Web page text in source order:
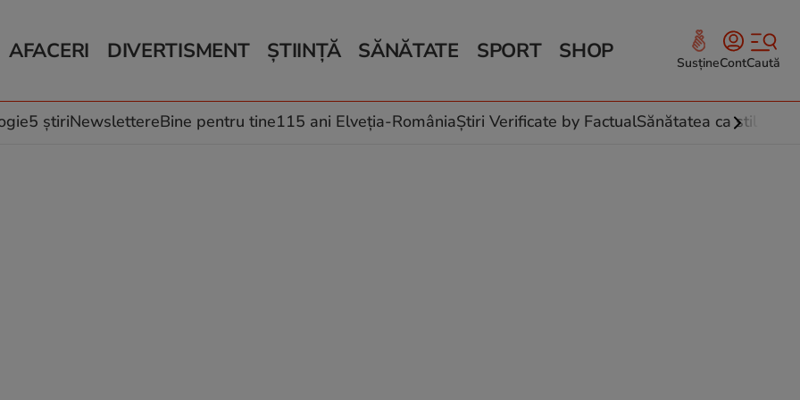
AFACERI
Auto
Locuri de muncă
DIVERTISMENT
Horoscop
Muzică și Filme
ȘTIINȚĂ
Schimbări climatice
SĂNĂTATE
Relații
Rețete culinare
SPORT SHOP SusțineContCaută
5 știriNewslettereBine pentru tine115 ani Elveția-RomâniaȘtiri Verificate by FactualSănătatea ca stil de